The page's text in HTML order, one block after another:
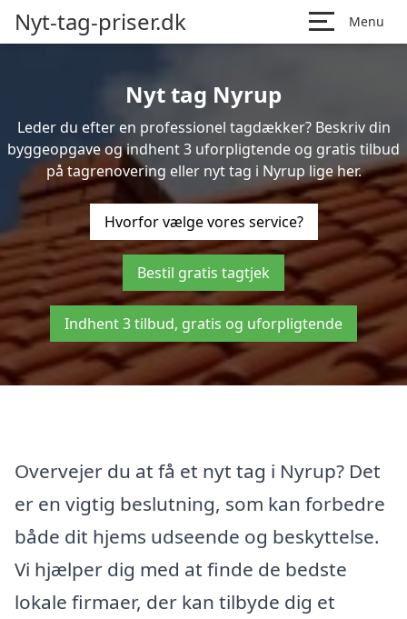
Nyt-tag-priser.dk Menu
Nyt tag Nyrup
Leder du efter en professionel tagdækker? Beskriv din
byggeopgave og indhent 3 uforpligtende og gratis tilbud
på tagrenovering eller nyt tag i Nyrup lige her.
Hvorfor vælge vores service?
Bestil gratis tagtjek
Indhent 3 tilbud, gratis og uforpligtende
Overvejer du at få et nyt tag i Nyrup? Det
er en vigtig beslutning, som kan forbedre
både dit hjems udseende og beskyttelse.
Vi hjælper dig med at finde de bedste
lokale firmaer, der kan tilbyde dig et